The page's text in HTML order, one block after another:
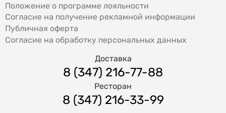
Положение о программе лояльности
Согласие на получение рекламной информации
Публичная оферта
Согласие на обработку персональных данных
Доставка
8 (347) 216-77-88
Ресторан
8 (347) 216-33-99